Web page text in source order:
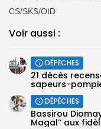
CS/SKS/OID
Voir aussi :
DÉPÊCHES
21 décès
sapeurs-
DÉPÊCHES
Bassirou
Magal’’ aux